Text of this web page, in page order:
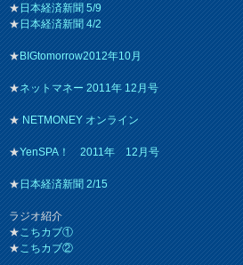
★日本経済新聞 5/9
★日本経済新聞 4/2
★BIGtomorrow2012年10月
★ネットマネー 2011年 12月号
★NETMONEY オンライン
★YenSPA！ 2011年 12月号
★日本経済新聞 2/15
ラジオ紹介
★こちカブ①
★こちカブ②